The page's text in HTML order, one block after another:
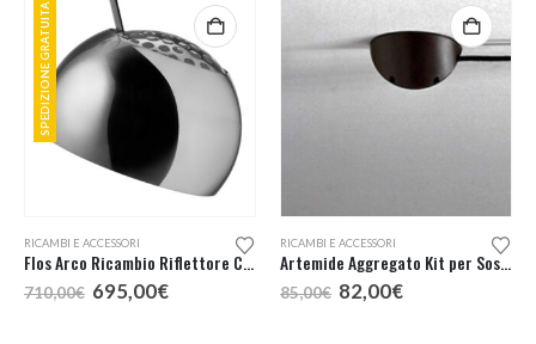
SPEDIZIONE GRATUITA
RICAMBI E ACCESSORI
Flos Arco Ricambio Riflettore Con Griglia
710,00€ Il
prezzo
695,00€Il
RICAMBI E ACCESSORI
Artemide Aggregato Kit per Sospensione Decentrata
85,00€ Il
prezzo
82,00€Il